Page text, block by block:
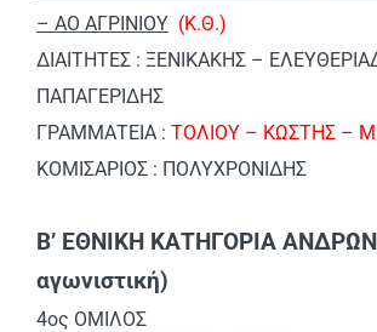
– ΑΟ ΑΓΡΙΝΙΟΥ (Κ.Θ.)
ΔΙΑΙΤΗΤΕΣ : ΞΕΝΙΚΑΚΗΣ –
ΠΑΠΑΓΕΡΙΔΗΣ
ΓΡΑΜΜΑΤΕΙΑ : ΤΟΛΙΟΥ – ΚΩΣΤΗΣ –
ΚΟΜΙΣΑΡΙΟΣ : ΠΟΛΥΧΡΟΝΙΔΗΣ
Β’ ΕΘΝΙΚΗ ΚΑΤΗΓΟΡΙΑ
αγωνιστική)
4ος ΟΜΙΛΟΣ